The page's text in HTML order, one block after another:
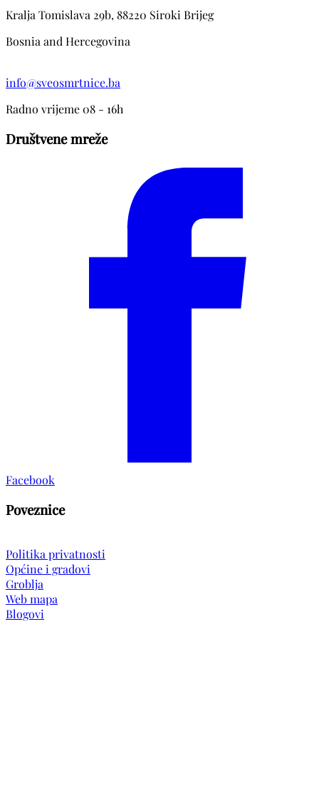
Kralja Tomislava 29b, 88220 Siroki Brijeg
Bosnia and Hercegovina
info@sveosmrtnice.ba
Radno vrijeme 08 - 16h
Društvene mreže
Facebook
Poveznice
Politika privatnosti
Općine i gradovi
Groblja
Web mapa
Blogovi